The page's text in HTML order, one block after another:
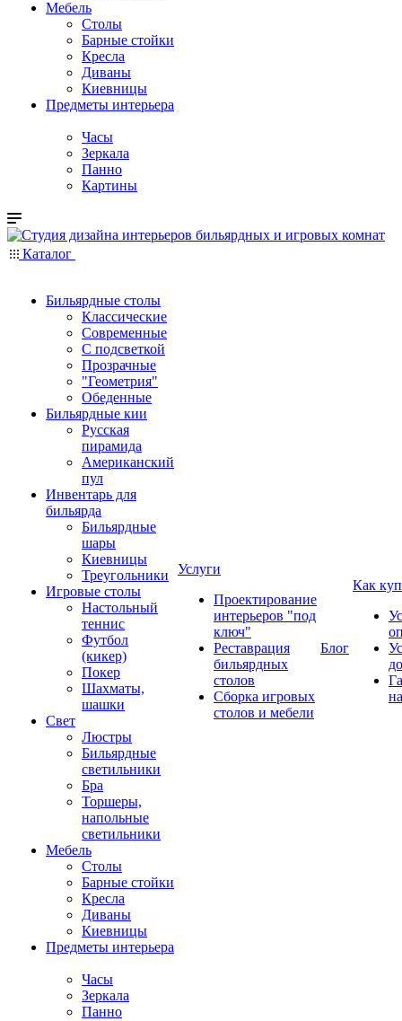
Мебель
Столы
Барные стойки
Кресла
Диваны
Киевницы
Предметы интерьера
Часы
Зеркала
Панно
Картины
Каталог
Бильярдные столы
Классические
Современные
С подсветкой
Прозрачные
"Геометрия"
Обеденные
Бильярдные кии
Русская
пирамида
Американский
пул
Инвентарь для
бильярда
Бильярдные
шары
Киевницы
Треугольники
Игровые столы
Настольный
теннис
Футбол
(кикер)
Покер
Шахматы,
шашки
Свет
Люстры
Бильярдные
светильники
Бра
Торшеры,
напольные
светильники
Мебель
Столы
Барные стойки
Кресла
Диваны
Киевницы
Предметы интерьера
Часы
Зеркала
Панно
Услуги
Проектирование
интерьеров "под
ключ"
Реставрация
бильярдных
столов
Сборка игровых
столов и мебели
Блог
Как